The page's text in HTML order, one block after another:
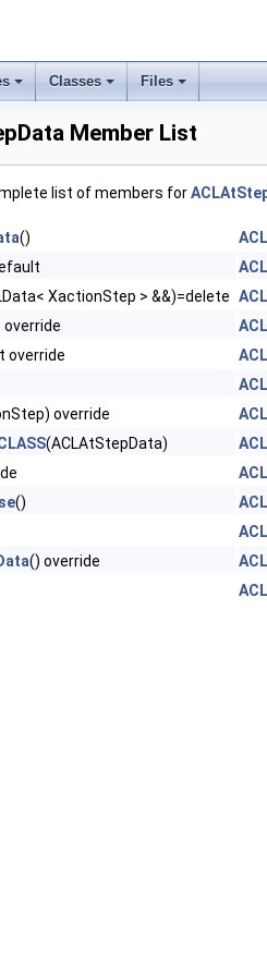
Classes Files
Member List
list of members for
()
XactionStep > &&)=delete
override
override
(ACLAtStepData)
()
() override